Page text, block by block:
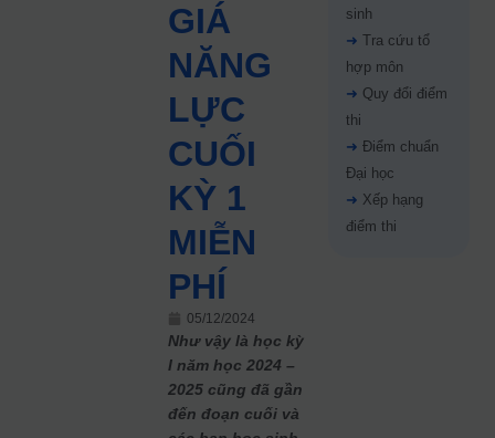
GIÁ
NĂNG
LỰC
CUỐI
KỲ 1
MIỄN
PHÍ
05/12/2024
Như vậy là học kỳ
I năm học 2024 –
2025 cũng đã gần
đến đoạn cuối và
sinh
➜ Tra cứu tổ
hợp môn
➜ Quy đổi điểm
thi
➜ Điểm chuẩn
Đại học
➜ Xếp hạng
điểm thi